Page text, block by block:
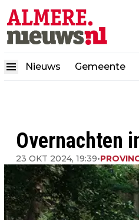
Nieuws Gemeente
Overnachten
23 OKT 2024, 19:39•